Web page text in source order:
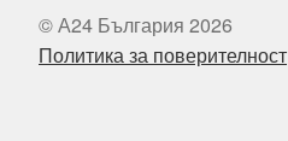
© А24 България 2026
Политика за поверителност